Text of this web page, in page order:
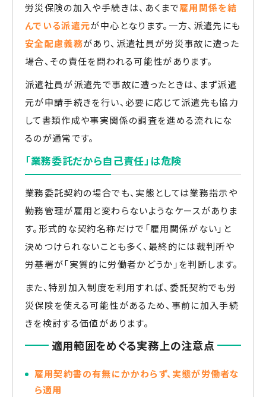
労災保険の加入や手続きは、あくまで雇用関係を結
んでいる派遣元が中心となります。一方、派遣先にも
安全配慮義務があり、派遣社員が労災事故に遭った
場合、その責任を問われる可能性があります。
派遣社員が派遣先で事故に遭ったときは、まず派遣
元が申請手続きを行い、必要に応じて派遣先も協力
して書類作成や事実関係の調査を進める流れにな
るのが通常です。
「業務委託だから自己責任」は危険
業務委託契約の場合でも、実態としては業務指示や
勤務管理が雇用と変わらないようなケースがありま
す。形式的な契約名称だけで「雇用関係がない」と
決めつけられないことも多く、最終的には裁判所や
労基署が「実質的に労働者かどうか」を判断します。
また、特別加入制度を利用すれば、委託契約でも労
災保険を使える可能性があるため、事前に加入手続
きを検討する価値があります。
適用範囲をめぐる実務上の注意点
雇用契約書の有無にかかわらず、実態が労働者な
ら適用